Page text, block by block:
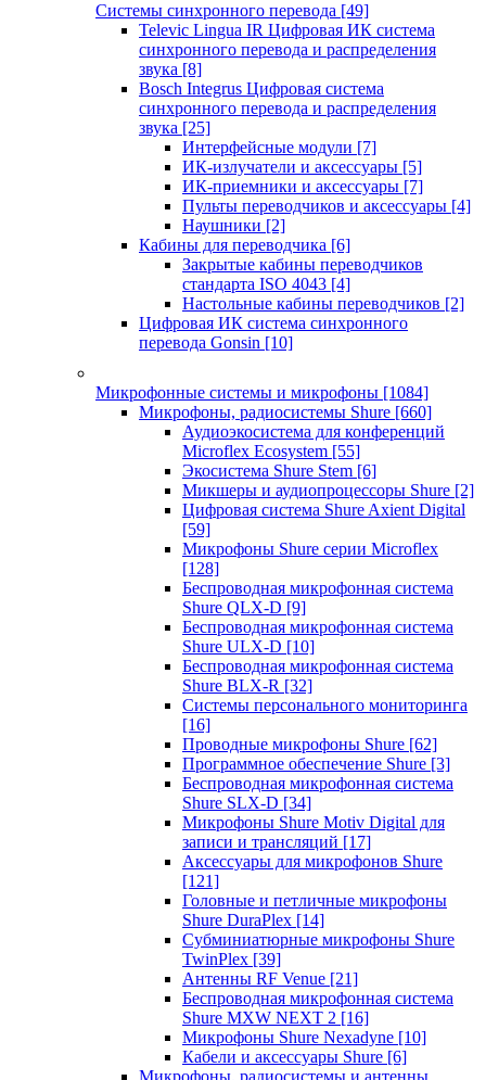
Системы синхронного перевода [49]
Televic Lingua IR Цифровая ИК система
синхронного перевода и распределения
звука [8]
Bosch Integrus Цифровая система
синхронного перевода и распределения
звука [25]
Интерфейсные модули [7]
ИК-излучатели и аксессуары [5]
ИК-приемники и аксессуары [7]
Пульты переводчиков и аксессуары [4]
Наушники [2]
Кабины для переводчика [6]
Закрытые кабины переводчиков
стандарта ISO 4043 [4]
Настольные кабины переводчиков [2]
Цифровая ИК система синхронного
перевода Gonsin [10]
Микрофонные системы и микрофоны [1084]
Микрофоны, радиосистемы Shure [660]
Аудиоэкосистема для конференций
Microflex Ecosystem [55]
Экосистема Shure Stem [6]
Микшеры и аудиопроцессоры Shure [2]
Цифровая система Shure Axient Digital
[59]
Микрофоны Shure серии Microflex
[128]
Беспроводная микрофонная система
Shure QLX-D [9]
Беспроводная микрофонная система
Shure ULX-D [10]
Беспроводная микрофонная система
Shure BLX-R [32]
Системы персонального мониторинга
[16]
Проводные микрофоны Shure [62]
Программное обеспечение Shure [3]
Беспроводная микрофонная система
Shure SLX-D [34]
Микрофоны Shure Motiv Digital для
записи и трансляций [17]
Аксессуары для микрофонов Shure
[121]
Головные и петличные микрофоны
Shure DuraPlex [14]
Субминиатюрные микрофоны Shure
TwinPlex [39]
Антенны RF Venue [21]
Беспроводная микрофонная система
Shure MXW NEXT 2 [16]
Микрофоны Shure Nexadyne [10]
Кабели и аксессуары Shure [6]
Микрофоны, радиосистемы и антенны